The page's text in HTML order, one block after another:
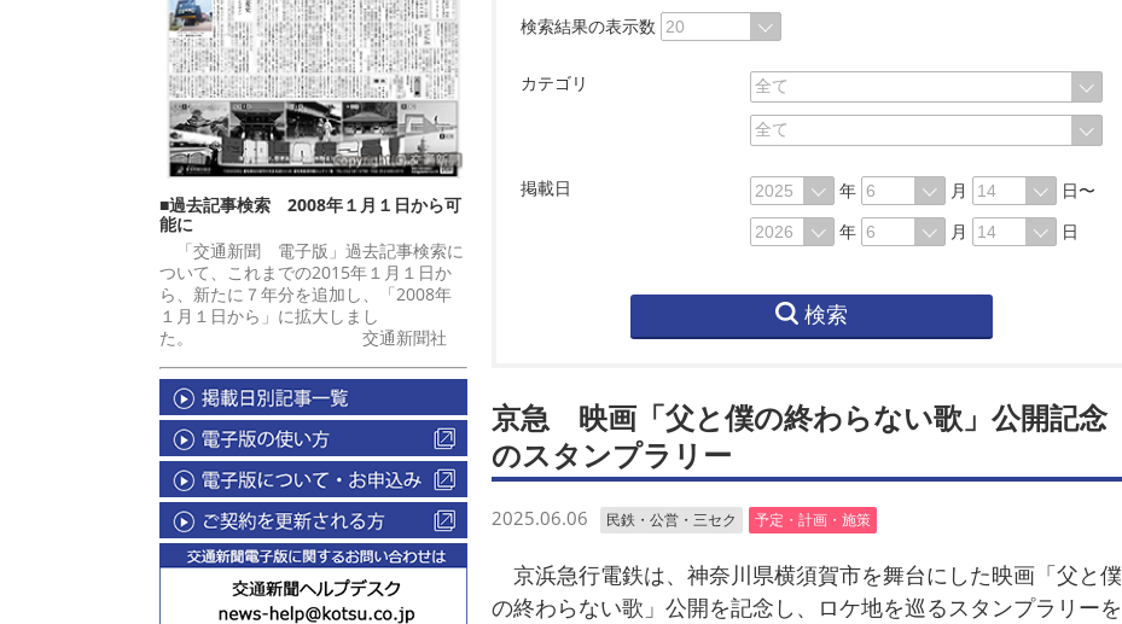
■過去記事検索 2008年１月１日から可
能に
「交通新聞 電子版」過去記事検索に
ついて、これまでの2015年１月１日か
ら、新たに７年分を追加し、「2008年
１月１日から」に拡大しまし
た。 交通新聞社
検索結果の表示数
カテゴリ
掲載日 年 月
日〜
年
月 日
検索
京急 映画「父と僕の終わらない歌」公開記念
のスタンプラリー
2025.06.06 民鉄・公営・三セク 予定・計画・施策
京浜急行電鉄は、神奈川県横須賀市を舞台にした映画「父と僕
の終わらない歌」公開を記念し、ロケ地を巡るスタンプラリーを